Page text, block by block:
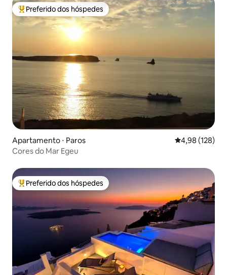
Entre os melhores preferidos dos hóspedes
Preferido dos hóspedes
Apartamento ⋅ Paros 4,98 de uma
4,98 (128)
Cores do Mar Egeu
Entre os melhores preferidos dos hóspedes
Preferido dos hóspedes